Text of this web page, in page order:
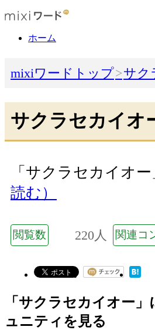
ホーム
mixiワードトップ サク
サクラセカイオ
「サクラセカイオ
読む）
閲覧数 220人 関連コ
「サクラセカイオー」
ュニティを見る